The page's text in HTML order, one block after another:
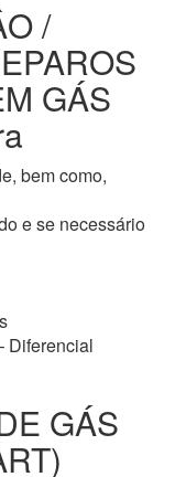
/
GÁS
bem como,
e se necessário
Diferencial
GÁS